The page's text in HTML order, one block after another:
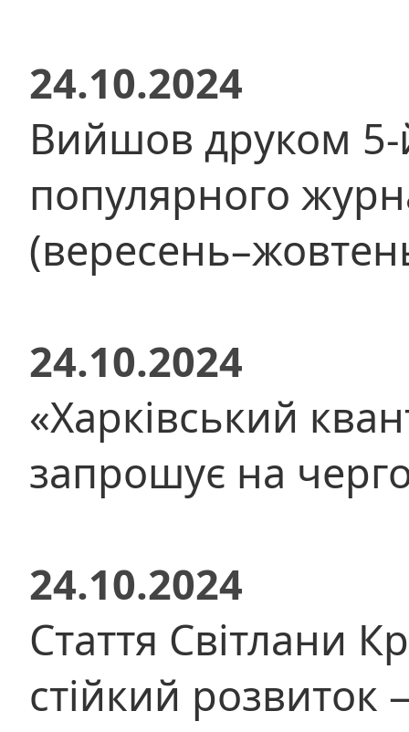
24.10.2024
Вийшов друком
популярного
24.10.2024
«Харківський
запрошує на
24.10.2024
Стаття Світлани
стійкий